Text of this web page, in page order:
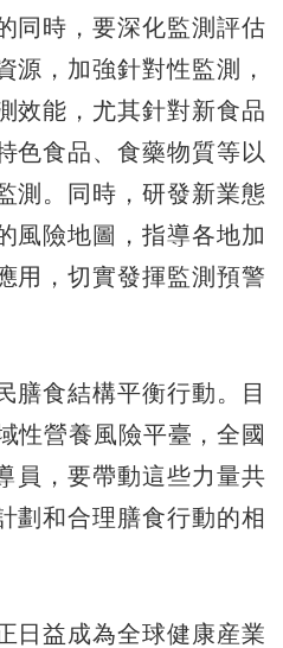
同時，要深化監測評估
源，加強針對性監測，
效能，尤其針對新食品
色食品、食藥物質等以
測。同時，研發新業態
風險地圖，指導各地加
用，切實發揮監測預警
食結構平衡行動。目
性營養風險平臺，全國
員，要帶動這些力量共
劃和合理膳食行動的相
益成為全球健康産業